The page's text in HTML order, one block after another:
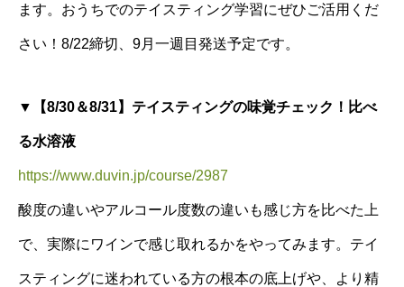
ます。おうちでのテイスティング学習にぜひご活用くだ
さい！8/22締切、9月一週目発送予定です。
▼【8/30＆8/31】テイスティングの味覚チェック！比べ
る水溶液
https://www.duvin.jp/course/2987
酸度の違いやアルコール度数の違いも感じ方を比べた上
で、実際にワインで感じ取れるかをやってみます。テイ
スティングに迷われている方の根本の底上げや、より精